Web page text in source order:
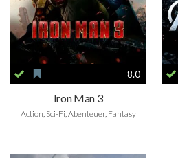
8.0
Iron Man 3
Action, Sci-Fi, Abenteuer, Fantasy